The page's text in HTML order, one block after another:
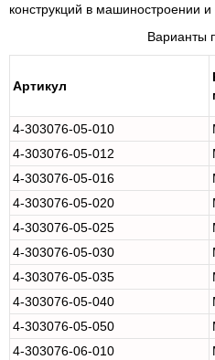
конструкций в машиностроении и
Варианты
Артикул
4-303076-05-010
4-303076-05-012
4-303076-05-016
4-303076-05-020
4-303076-05-025
4-303076-05-030
4-303076-05-035
4-303076-05-040
4-303076-05-050
4-303076-06-010